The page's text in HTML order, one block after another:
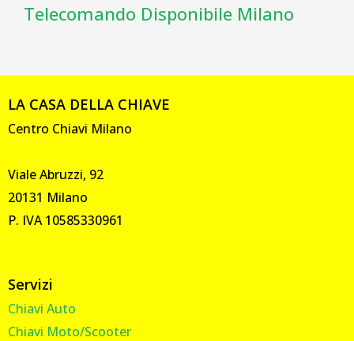
Telecomando Disponibile Milano
LA CASA DELLA CHIAVE
Centro Chiavi Milano
Viale Abruzzi, 92
20131 Milano
P. IVA 10585330961
Servizi
Chiavi Auto
Chiavi Moto/Scooter